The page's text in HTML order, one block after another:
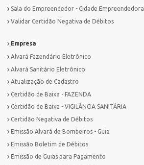
Sala do Empreendedor - Cidade Empreendedora
Validar Certidão Negativa de Débitos
Empresa
Alvará Fazendário Eletrônico
Alvará Sanitário Eletrônico
Atualização de Cadastro
Certidão de Baixa - FAZENDA
Certidão de Baixa - VIGILÂNCIA SANITÁRIA
Certidão Negativa de Débitos
Emissão Alvará de Bombeiros - Guia
Emissão Boletim de Débitos
Emissão de Guias para Pagamento